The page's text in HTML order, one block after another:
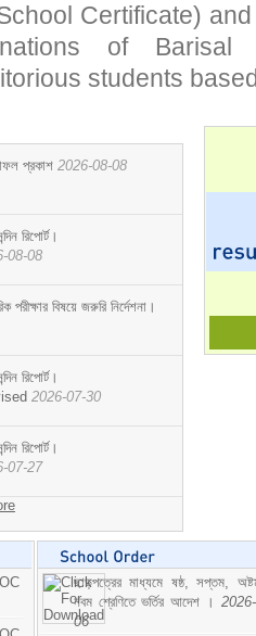
Certificate)
of
students
প্রকাশ 2026-08-08
রিপোর্ট।
08-08
বিষয়ে জরুরি নির্দেশনা।
রিপোর্ট।
2026-07-30
রিপোর্ট।
07-27
ছাড়পত্রের মাধ্যমে ষষ্ঠ, সপ্তম,
নবম শ্রেণিতে ভর্তির আদেশ ।
06